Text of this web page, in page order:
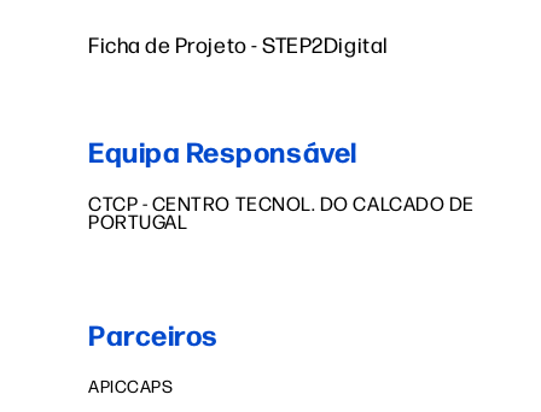
Ficha de Projeto - STEP2Digital
Equipa Responsável
CTCP - CENTRO TECNOL. DO CALCADO DE
PORTUGAL
Parceiros
APICCAPS